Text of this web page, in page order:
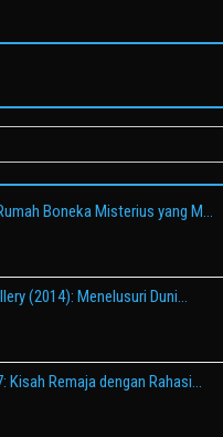
Boneka Misterius yang M…
(2014): Menelusuri Duni…
Kisah Remaja dengan Rahasi…